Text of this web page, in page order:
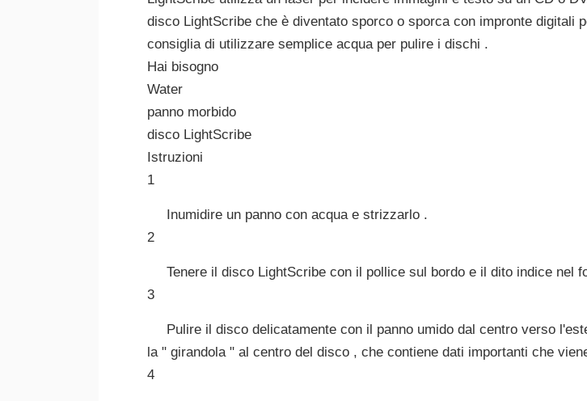
disco LightScribe che è diventato sporco o sporca con impronte digitali
consiglia di utilizzare semplice acqua per pulire i dischi .
Hai bisogno
Water
panno morbido
disco LightScribe
Istruzioni
1
Inumidire un panno con acqua e strizzarlo .
2
Tenere il disco LightScribe con il pollice sul bordo e il dito indice nel
3
Pulire il disco delicatamente con il panno umido dal centro verso
la " girandola " al centro del disco , che contiene dati importanti che
4